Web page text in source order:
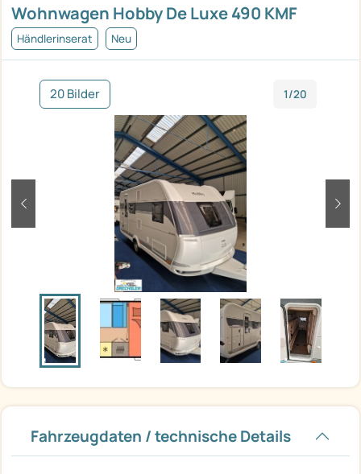
Wohnwagen Hobby De Luxe 490 KMF
Händlerinserat Neu
20 Bilder 1/20
zurück
Fahrzeugdaten / technische Details